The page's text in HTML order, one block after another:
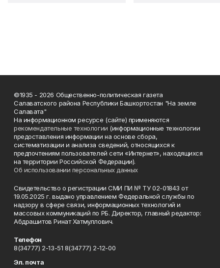
©1935 - 2026 Общественно-политическая газета
Салаватского района Республики Башкортостан "На земле
Салавата"
На информационном ресурсе (сайте) применяются
рекомендательные технологии (информационные технологии
предоставления информации на основе сбора,
систематизации и анализа сведений, относящихся к
предпочтениям пользователей сети «Интернет», находящихся
на территории Российской Федерации).
Об использовании персональных данных
Свидетельство о регистрации СМИ ПИ № ТУ 02-01843 от
19.05.2025 г. выдано управлением Федеральной службы по
надзору в сфере связи, информационных технологий и
массовых коммуникаций по РБ. Директор, главный редактор:
Абдрашитов Ринат Хатмуллович.
Телефон
8(34777) 2-13-51 8(34777) 2-12-00
Эл. почта